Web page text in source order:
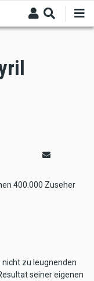
400.000 Zuseher
zu leugnenden
seiner eigenen